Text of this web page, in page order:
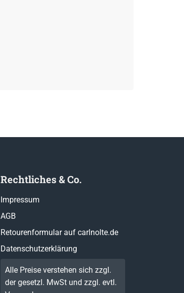
Rechtliches & Co.
Impressum
AGB
Retourenformular auf carlnolte.de
Datenschutzerklärung
Alle Preise verstehen sich zzgl.
der gesetzl. MwSt und zzgl. evtl.